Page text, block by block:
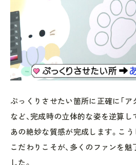
ぷっくりさせたい箇所に正確に「ア
など、完成時の立体的な姿を逆算し
あの絶妙な質感が完成します。こ
こだわりこそが、多くのファンを
した。